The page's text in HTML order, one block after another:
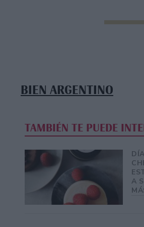
BIEN ARGENTINO
TAMBIÉN TE PUEDE
A